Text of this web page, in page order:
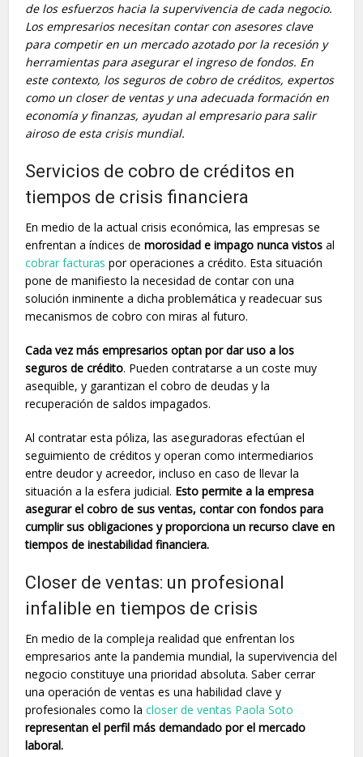
de los esfuerzos hacia la supervivencia de cada negocio.
Los empresarios necesitan contar con asesores clave
para competir en un mercado azotado por la recesión y
herramientas para asegurar el ingreso de fondos. En
este contexto, los seguros de cobro de créditos, expertos
como un closer de ventas y una adecuada formación en
economía y finanzas, ayudan al empresario para salir
airoso de esta crisis mundial.
Servicios de cobro de créditos en
tiempos de crisis financiera
En medio de la actual crisis económica, las empresas se
enfrentan a índices demorosidad e impago nunca vistos al
cobrar facturas por operaciones a crédito. Esta situación
pone de manifiesto la necesidad de contar con una
solución inminente a dicha problemática y readecuar sus
mecanismos de cobro con miras al futuro.
Cada vez más empresarios optan por dar uso a los
seguros de crédito. Pueden contratarse a un coste muy
asequible, y garantizan el cobro de deudas y la
recuperación de saldos impagados.
Al contratar esta póliza, las aseguradoras efectúan el
seguimiento de créditos y operan como intermediarios
entre deudor y acreedor, incluso en caso de llevar la
situación a la esfera judicial. Esto permite a la empresa
asegurar el cobro de sus ventas, contar con fondos para
cumplir sus obligaciones y proporciona un recurso clave en
tiempos de inestabilidad financiera.
Closer de ventas: un profesional
infalible en tiempos de crisis
En medio de la compleja realidad que enfrentan los
empresarios ante la pandemia mundial, la supervivencia del
negocio constituye una prioridad absoluta. Saber cerrar
una operación de ventas es una habilidad clave y
profesionales como lacloser de ventas Paola Soto
representan el perfil más demandado por el mercado
laboral.